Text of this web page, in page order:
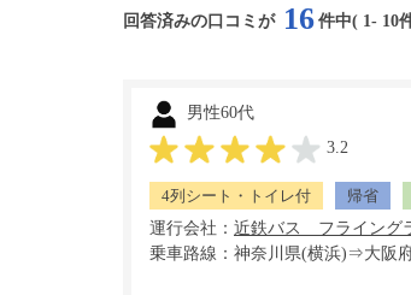
回答済みの口コミが 16 件中( 1- 10
男性60代
3.2
4列シート・トイレ付 帰省
運行会社：
乗車路線：神奈川県(横浜)⇒大阪